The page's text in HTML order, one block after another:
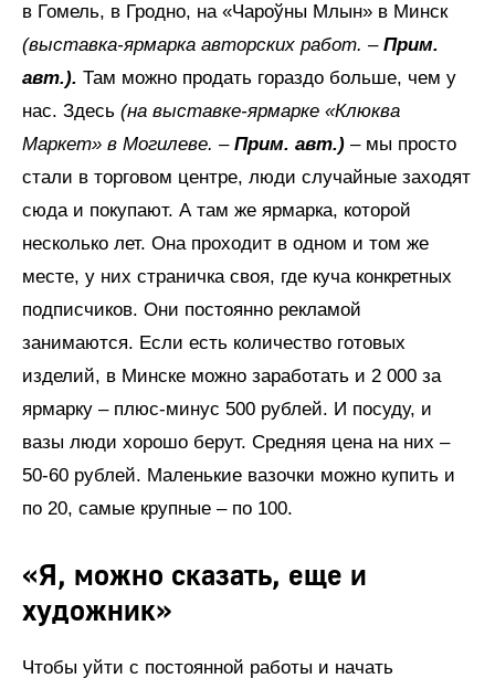
в Гомель, в Гродно, на «Чароўны Млын» в Минск
(выставка-ярмарка авторских работ. – Прим.
авт.). Там можно продать гораздо больше, чем у
нас. Здесь (на выставке-ярмарке «Клюква
Маркет» в Могилеве. – Прим. авт.) – мы просто
стали в торговом центре, люди случайные заходят
сюда и покупают. А там же ярмарка, которой
несколько лет. Она проходит в одном и том же
месте, у них страничка своя, где куча конкретных
подписчиков. Они постоянно рекламой
занимаются. Если есть количество готовых
изделий, в Минске можно заработать и 2 000 за
ярмарку – плюс-минус 500 рублей. И посуду, и
вазы люди хорошо берут. Средняя цена на них –
50-60 рублей. Маленькие вазочки можно купить и
по 20, самые крупные – по 100.
«Я, можно сказать, еще и
художник»
Чтобы уйти с постоянной работы и начать